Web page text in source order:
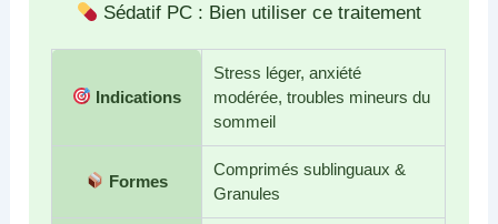
Sédatif PC : Bien utiliser ce traitement
Indications
Stress léger, anxiété
modérée, troubles mineurs du
sommeil
Formes
Comprimés sublinguaux &
Granules